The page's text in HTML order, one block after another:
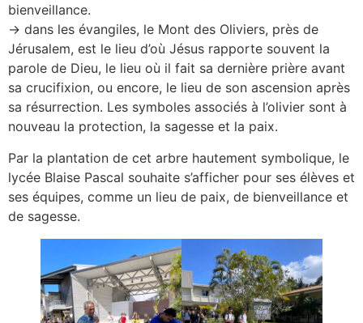
bienveillance.
→ dans les évangiles, le Mont des Oliviers, près de
Jérusalem, est le lieu d’où Jésus rapporte souvent la
parole de Dieu, le lieu où il fait sa dernière prière avant
sa crucifixion, ou encore, le lieu de son ascension après
sa résurrection. Les symboles associés à l’olivier sont à
nouveau la protection, la sagesse et la paix.
Par la plantation de cet arbre hautement symbolique, le
lycée Blaise Pascal souhaite s’afficher pour ses élèves et
ses équipes, comme un lieu de paix, de bienveillance et
de sagesse.